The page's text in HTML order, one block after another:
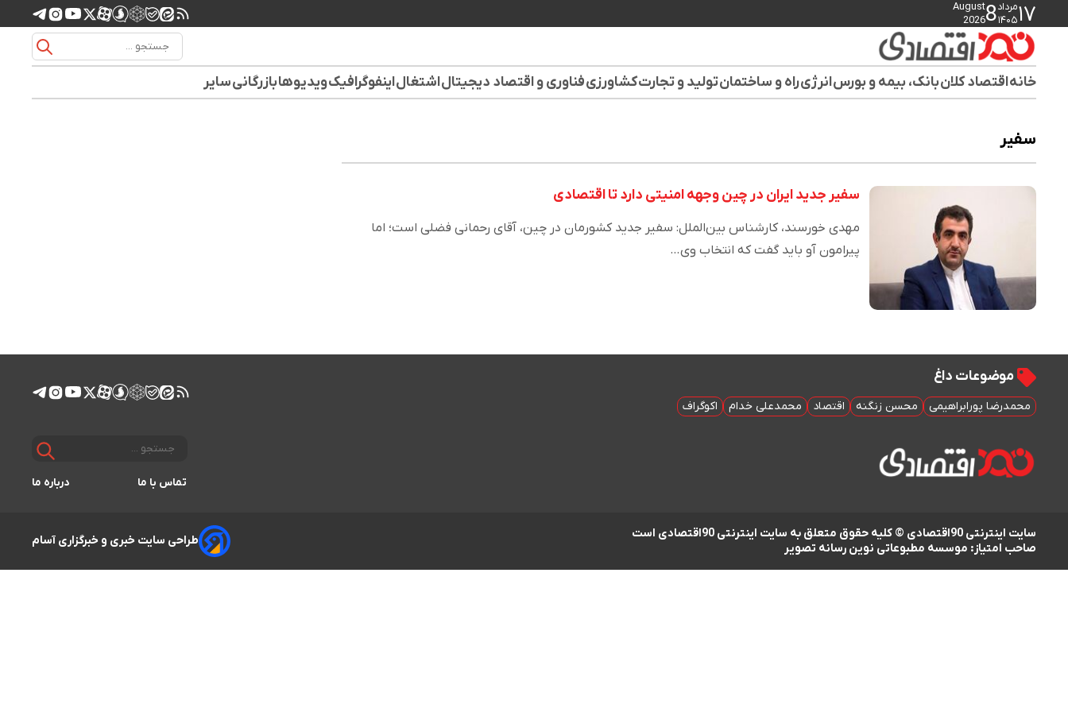
۱۷مرداد
۱۴۰۵8
August
2026
خانهاقتصاد کلانبانک، بیمه و بورسانرژیراه و ساختمانتولید و تجارتکشاورزیفناوری و اقتصاد دیجیتالاشتغالاینفوگرافیکویدیوهابازرگانیسایر
سفیر
سفیر جدید ایران در چین وجهه امنیتی دارد تا اقتصادی
مهدی خورسند، کارشناس بین‌ا‌لملل: سفیر جدید کشورمان در چین، آقای رحمانی فضلی است؛ اما
پیرامون آو باید گفت که انتخاب وی…
موضوعات داغ
محمدرضا پورابراهیمی محسن زنگنه اقتصاد محمدعلی خدام اکوگراف
تماس با ما درباره ما
سایت اینترنتی 90اقتصادی © کلیه حقوق متعلق به سایت اینترنتی 90اقتصادی است
صاحب امتیاز: موسسه مطبوعاتی نوین رسانه تصویر
طراحی سایت خبری و خبرگزاری آسام